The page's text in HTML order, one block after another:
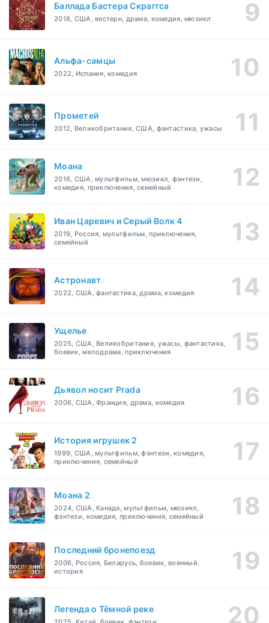
Баллада Бастера Скраггса
2018, США, вестерн, драма, комедия, мюзикл
Альфа-самцы
2022, Испания, комедия
Прометей
2012, Великобритания, США, фантастика, ужасы
Моана
2016, США, мультфильм, мюзикл, фэнтези,
комедия, приключения, семейный
Иван Царевич и Серый Волк 4
2019, Россия, мультфильм, приключения,
семейный
Астронавт
2022, США, фантастика, драма, комедия
Ущелье
2025, США, Великобритания, ужасы, фантастика,
боевик, мелодрама, приключения
Дьявол носит Prada
2006, США, Франция, драма, комедия
История игрушек 2
1999, США, мультфильм, фэнтези, комедия,
приключения, семейный
Моана 2
2024, США, Канада, мультфильм, мюзикл,
фэнтези, комедия, приключения, семейный
Последний бронепоезд
2006, Россия, Беларусь, боевик, военный,
история
Легенда о Тёмной реке